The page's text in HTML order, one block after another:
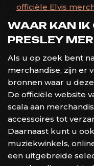
officiële Elvis
WAAR KAN IK
PRESLEY
Als u op zoek bent
merchandise, zijn er
bronnen waar u
De officiële website
scala aan
accessoires tot
Daarnaast kunt u
muziekwinkels,
een uitgebreide